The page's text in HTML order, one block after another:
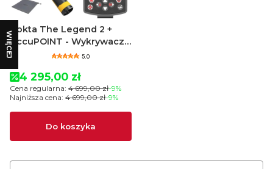
WIĘCEJ
Nokta The Legend 2 +
AccuPOINT - Wykrywacz
metali
5.0
Cena promocyjna
4 295,00 zł
Cena regularna: 4 699,00 zł-9%
Najniższa cena: 4 699,00 zł-9%
Do koszyka